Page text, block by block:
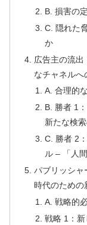
B. 損害の
C. 隠れた
か
広告主の流
なチャネルへ
A. 合理的
B. 勝者 1
新たな検
C. 勝者 2
ル – 「人
パブリッシャ
時代のための
A. 戦略的
戦略 1：